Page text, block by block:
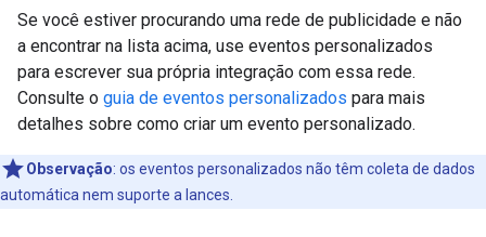
Se você estiver procurando uma rede de publicidade e não
a encontrar na lista acima, use eventos personalizados
para escrever sua própria integração com essa rede.
Consulte o guia de eventos personalizados para mais
detalhes sobre como criar um evento personalizado.
Observação: os eventos personalizados não têm coleta de dados
automática nem suporte a lances.